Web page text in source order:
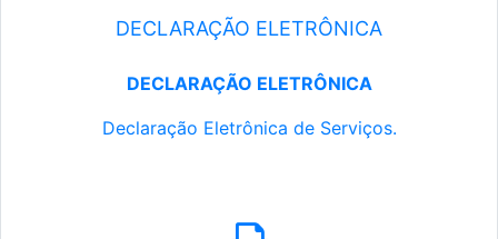
DECLARAÇÃO ELETRÔNICA
DECLARAÇÃO ELETRÔNICA
Declaração Eletrônica de Serviços.